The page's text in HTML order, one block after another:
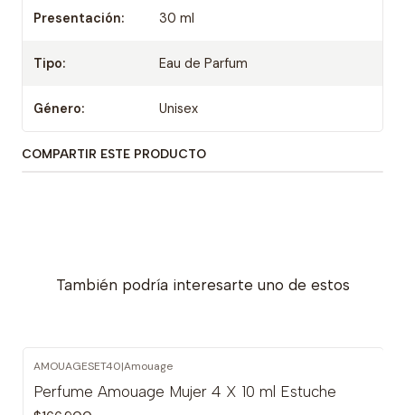
Presentación: 30 ml
Tipo: Eau de Parfum
Género: Unisex
COMPARTIR ESTE PRODUCTO
También podría interesarte uno de estos
AMOUAGESET40|Amouage
Perfume Amouage Mujer 4 X 10 ml Estuche